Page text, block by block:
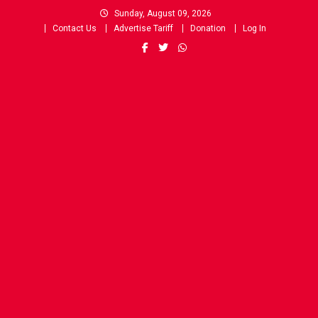
Sunday, August 09, 2026
Contact Us
Advertise Tariff Donation Log In